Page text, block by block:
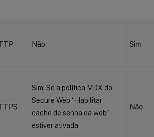
Não Sim
Sim; Se a política MDX do
Secure Web “Habilitar
cache de senha da web”
estiver ativada.
Não